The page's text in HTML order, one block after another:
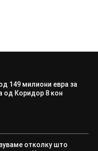
149 милиони евра за
од Коридор 8 кон
отколку што